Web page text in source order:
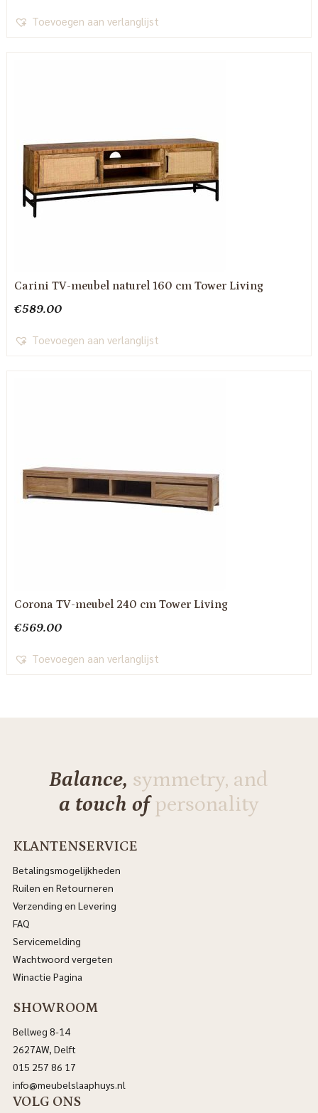
Toevoegen aan verlanglijst
Carini TV-meubel naturel 160 cm Tower Living
€589.00
Toevoegen aan verlanglijst
Corona TV-meubel 240 cm Tower Living
€569.00
Toevoegen aan verlanglijst
Balance, symmetry, and
a touch ofpersonality
KLANTENSERVICE
Betalingsmogelijkheden
Ruilen en Retourneren
Verzending en Levering
FAQ
Servicemelding
Wachtwoord vergeten
Winactie Pagina
SHOWROOM
Bellweg 8-14
2627AW, Delft
015 257 86 17
info@meubelslaaphuys.nl
VOLG ONS